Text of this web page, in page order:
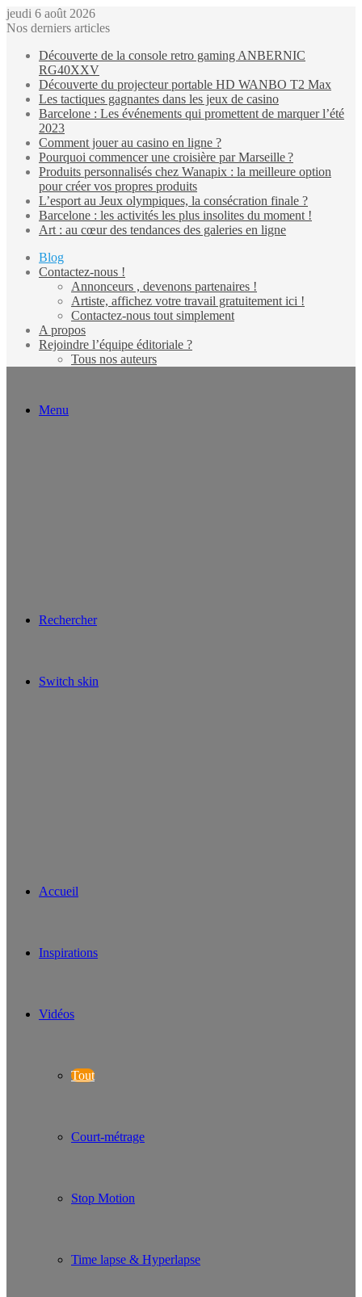
jeudi 6 août 2026
Nos derniers articles
Découverte de la console retro gaming ANBERNIC
RG40XXV
Découverte du projecteur portable HD WANBO T2 Max
Les tactiques gagnantes dans les jeux de casino
Barcelone : Les événements qui promettent de marquer l’été
2023
Comment jouer au casino en ligne ?
Pourquoi commencer une croisière par Marseille ?
Produits personnalisés chez Wanapix : la meilleure option
pour créer vos propres produits
L’esport au Jeux olympiques, la consécration finale ?
Barcelone : les activités les plus insolites du moment !
Art : au cœur des tendances des galeries en ligne
Blog
Contactez-nous !
Annonceurs , devenons partenaires !
Artiste, affichez votre travail gratuitement ici !
Contactez-nous tout simplement
A propos
Rejoindre l’équipe éditoriale ?
Tous nos auteurs
Menu
Rechercher
Switch skin
Accueil
Inspirations
Vidéos
Tout
Court-métrage
Stop Motion
Time lapse & Hyperlapse